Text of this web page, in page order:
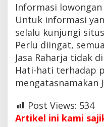
Informasi
Untuk informasi
selalu kunjungi
Perlu diingat,
Jasa Raharja tidak
Hati-hati terhadap
mengatasnamakan
Post Views: 534
Artikel ini kami